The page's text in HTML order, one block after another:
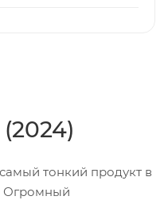
тонкий продукт в
Огромный